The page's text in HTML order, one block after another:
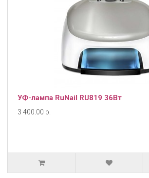
УФ-лампа RuNail RU819 36Вт
3 400.00 р.